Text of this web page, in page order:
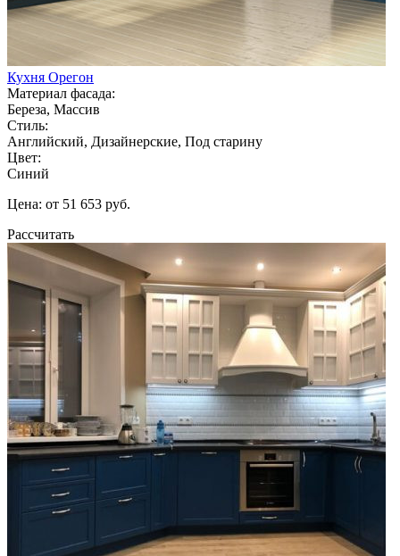
Кухня Орегон
Материал фасада:
Береза, Массив
Стиль:
Английский, Дизайнерские, Под старину
Цвет:
Синий
Цена: от 51 653 руб.
Рассчитать